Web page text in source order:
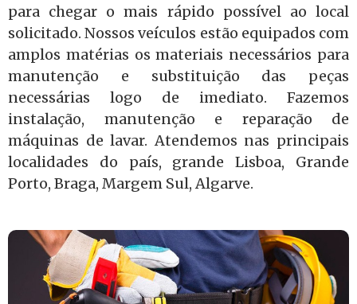
para chegar o mais rápido possível ao local
solicitado. Nossos veículos estão equipados com
amplos matérias os materiais necessários para
manutenção e substituição das peças
necessárias logo de imediato. Fazemos
instalação, manutenção e reparação de
máquinas de lavar. Atendemos nas principais
localidades do país, grande Lisboa, Grande
Porto, Braga, Margem Sul, Algarve.